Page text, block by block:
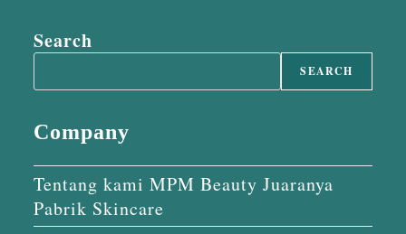
Search
SEARCH
Company
Tentang kami MPM Beauty Juaranya
Pabrik Skincare